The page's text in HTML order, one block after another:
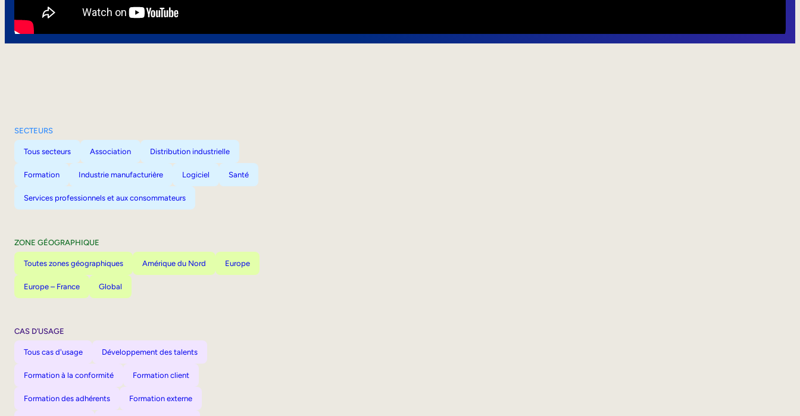
SECTEURS
Tous secteurs Association Distribution industrielle
Formation Industrie manufacturière Logiciel Santé
Services professionnels et aux consommateurs
ZONE GÉOGRAPHIQUE
Toutes zones géographiques Amérique du Nord Europe
Europe – France Global
CAS D’USAGE
Tous cas d'usage Développement des talents
Formation à la conformité Formation client
Formation des adhérents Formation externe